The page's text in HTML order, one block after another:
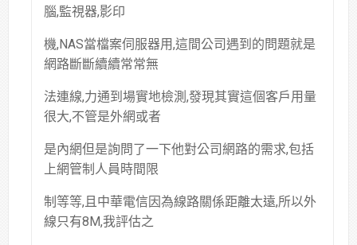
腦,監視器,影印
機,NAS當檔案伺服器用,這間公司遇到的問題就是
網路斷斷續續常常無
法連線,力通到場實地檢測,發現其實這個客戶用量
很大,不管是外網或者
是內網但是詢問了一下他對公司網路的需求,包括
上網管制人員時間限
制等等,且中華電信因為線路關係距離太遠,所以外
線只有8M,我評估之